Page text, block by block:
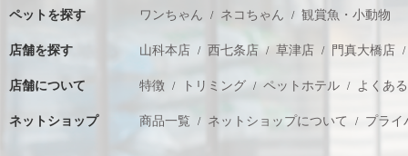
ペットを探す ワンちゃん ネコちゃん 観賞魚・小動物
店舗を探す 山科本店 西七条店 草津店 門真大橋店
店舗について 特徴 トリミング ペットホテル よくあ
ネットショップ 商品一覧 ネットショップについて プライ